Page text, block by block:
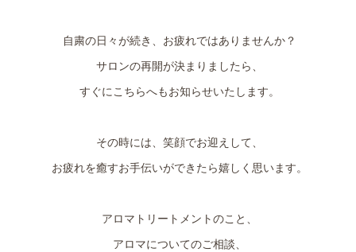
自粛の日々が続き、お疲れではありませんか？
サロンの再開が決まりましたら、
すぐにこちらへもお知らせいたします。
その時には、笑顔でお迎えして、
お疲れを癒すお手伝いができたら嬉しく思います。
アロマトリートメントのこと、
アロマについてのご相談、